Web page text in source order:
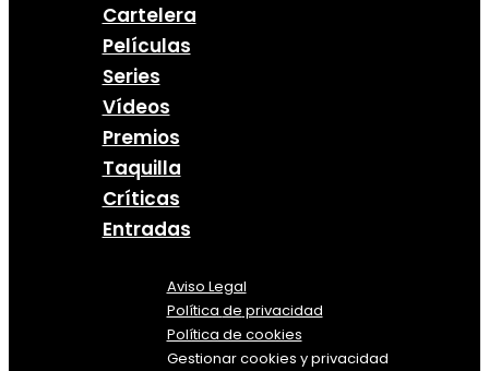
Cartelera
Películas
Series
Vídeos
Premios
Taquilla
Críticas
Entradas
Aviso Legal
Política de privacidad
Política de cookies
Gestionar cookies y privacidad